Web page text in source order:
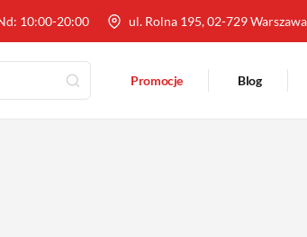
10:00-20:00 ul. Rolna 195, 02-729 Warszawa
Promocje Blog